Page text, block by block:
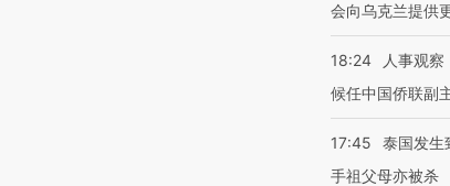
会向乌克兰提供
18:24
人事观
候任中国侨联副
17:45
泰国发生
手祖父母亦被杀